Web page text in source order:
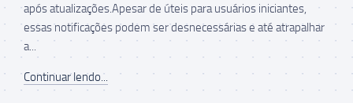
após atualizações.Apesar de úteis para usuários iniciantes,
essas notificações podem ser desnecessárias e até atrapalhar
a...
Continuar lendo...